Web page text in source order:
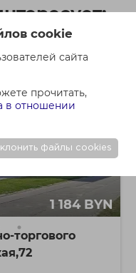
cookie
сайта
прочитать,
в отношении
файлы cookies
1 184 BYN
торгового